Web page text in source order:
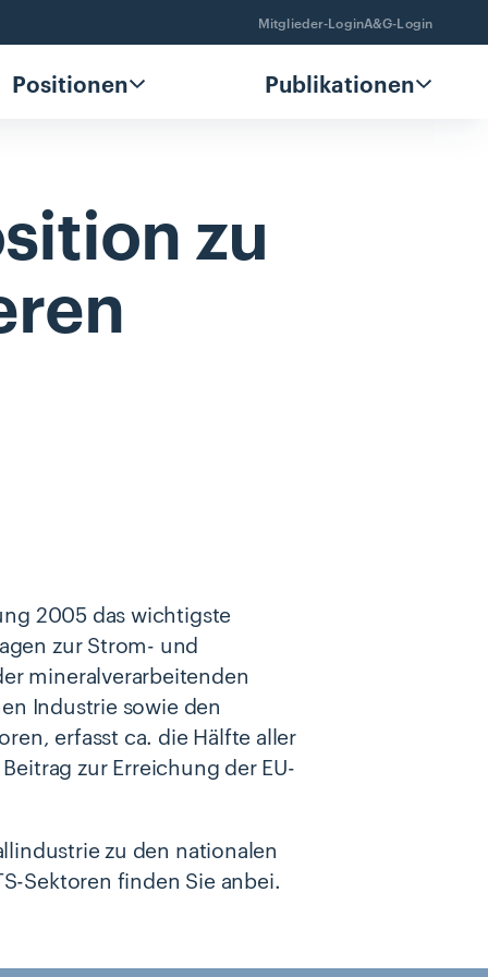
Mitglieder-LoginA&G-Login
Positionen Publikationen
zu
2005 das wichtigste
zur Strom- und
mineralverarbeitenden
Industrie sowie den
erfasst ca. die Hälfte aller
zur Erreichung der EU-
zu den nationalen
Sektoren finden Sie anbei.